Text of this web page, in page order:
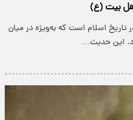
بیت (ع)
اسلام است که به‌ویژه در میان
این حدیث…